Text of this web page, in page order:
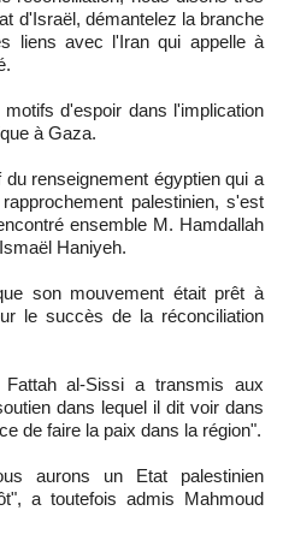
d'Israël, démantelez la branche
liens avec l'Iran qui appelle à
d'espoir dans l'implication
à Gaza.
renseignement égyptien qui a
palestinien, s'est
ensemble M. Hamdallah
Haniyeh.
son mouvement était prêt à
le succès de la réconciliation
al-Sissi a transmis aux
dans lequel il dit voir dans
de faire la paix dans la région".
aurons un Etat palestinien
a toutefois admis Mahmoud